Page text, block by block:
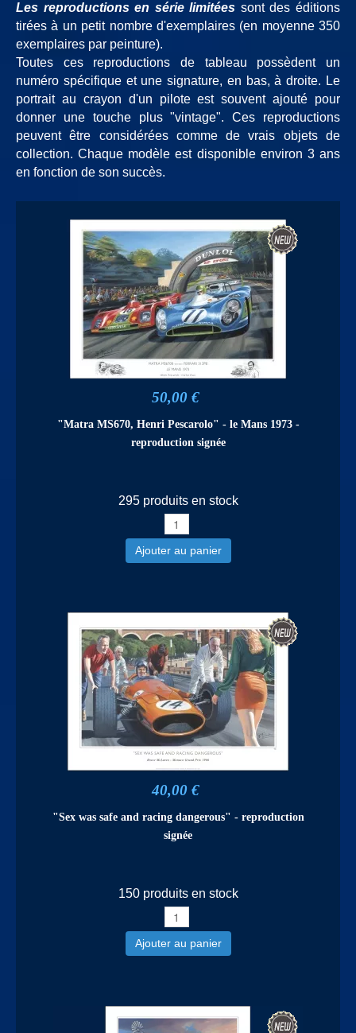
Les reproductions en série limitées sont des éditions
tirées à un petit nombre d'exemplaires (en moyenne 350
exemplaires par peinture).
Toutes ces reproductions de tableau possèdent un
numéro spécifique et une signature, en bas, à droite. Le
portrait au crayon d'un pilote est souvent ajouté pour
donner une touche plus "vintage". Ces reproductions
peuvent être considérées comme de vrais objets de
collection. Chaque modèle est disponible environ 3 ans
en fonction de son succès.
50,00 €
"Matra MS670, Henri Pescarolo" - le Mans 1973 -
reproduction signée
295 produits en stock
Ajouter au panier
40,00 €
"Sex was safe and racing dangerous" - reproduction
signée
150 produits en stock
Ajouter au panier